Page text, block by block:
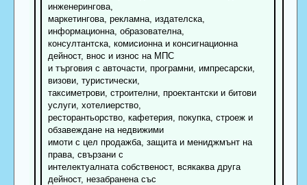
инженерингова,
маркетингова, рекламна, издателска,
информационна, образователна,
консултантска, комисионна и консигнационна
дейност, внос и износ на МПС
и търговия с авточасти, програмни, импресарски,
визови, туристически,
таксиметрови, строителни, проектантски и битови
услуги, хотелиерство,
ресторантьорство, кафетерия, покупка, строеж и
обзавеждане на недвижими
имоти с цел продажба, защита и мениджмънт на
права, свързани с
интелектуалната собственост, всякаква друга
дейност, незабранена със